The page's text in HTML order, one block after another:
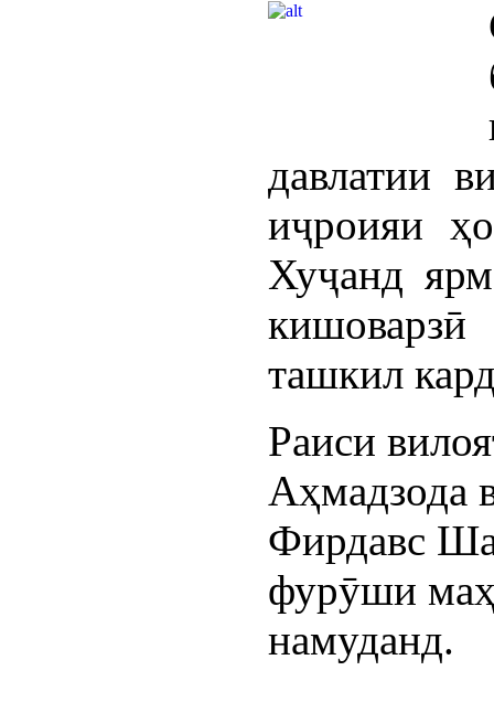
давлатии
иҷроияи
Хуҷанд
ташкил
Раиси
Аҳмадзода
Фирдавс
фурӯши
намуданд.